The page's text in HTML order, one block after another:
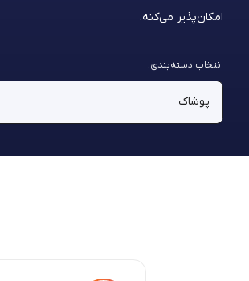
امکان‌پذیر می‌کنه.
انتخاب دسته‌بندی: